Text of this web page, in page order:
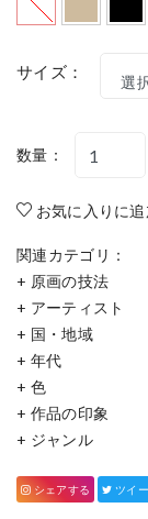
サイズ：
選
数量：
お気に入りに追
関連カテゴリ：
+ 原画の技法
+ アーティスト
+ 国・地域
+ 年代
+ 色
+ 作品の印象
+ ジャンル
シェアする ツイ